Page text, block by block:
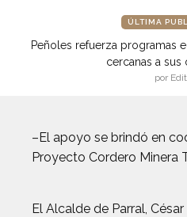
ÚLTIMA
Peñoles refuerza programas
cercanas a sus
por
–El apoyo se brindó en
Proyecto Cordero Minera
El Alcalde de Parral, César